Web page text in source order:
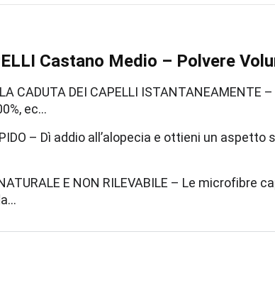
Castano Medio – Polvere
CADUTA DEI CAPELLI
ec…
– Dì addio all’alopecia e ottieni un
E NON RILEVABILE – Le